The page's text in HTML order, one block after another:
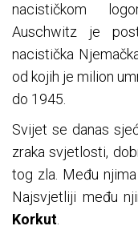
nacističkom
Auschwitz je
nacistička
od kojih je milion
do 1945.
Svijet se danas
zraka svjetlosti,
tog zla. Među
Najsvjetliji među
Korkut.